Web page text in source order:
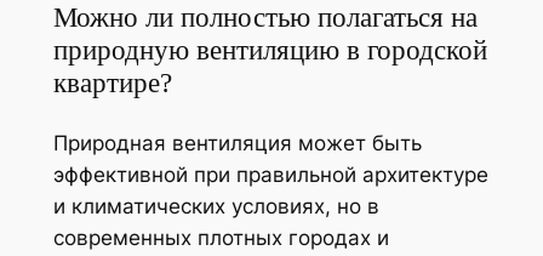
Можно ли полностью полагаться на
природную вентиляцию в городской
квартире?
Природная вентиляция может быть
эффективной при правильной архитектуре
и климатических условиях, но в
современных плотных городах и